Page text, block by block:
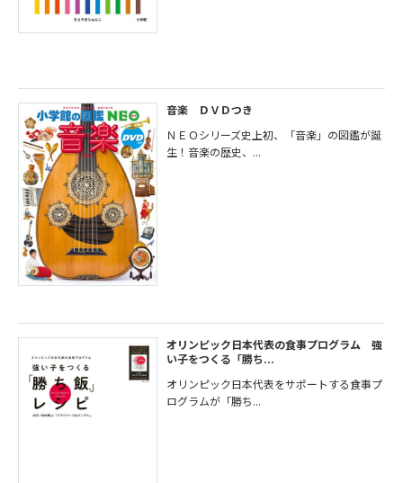
音楽 ＤＶＤつき
ＮＥＯシリーズ史上初、「音楽」の図鑑が誕
生！音楽の歴史、...
オリンピック日本代表の食事プログラム 強
い子をつくる「勝ち...
オリンピック日本代表をサポートする食事プ
ログラムが「勝ち...